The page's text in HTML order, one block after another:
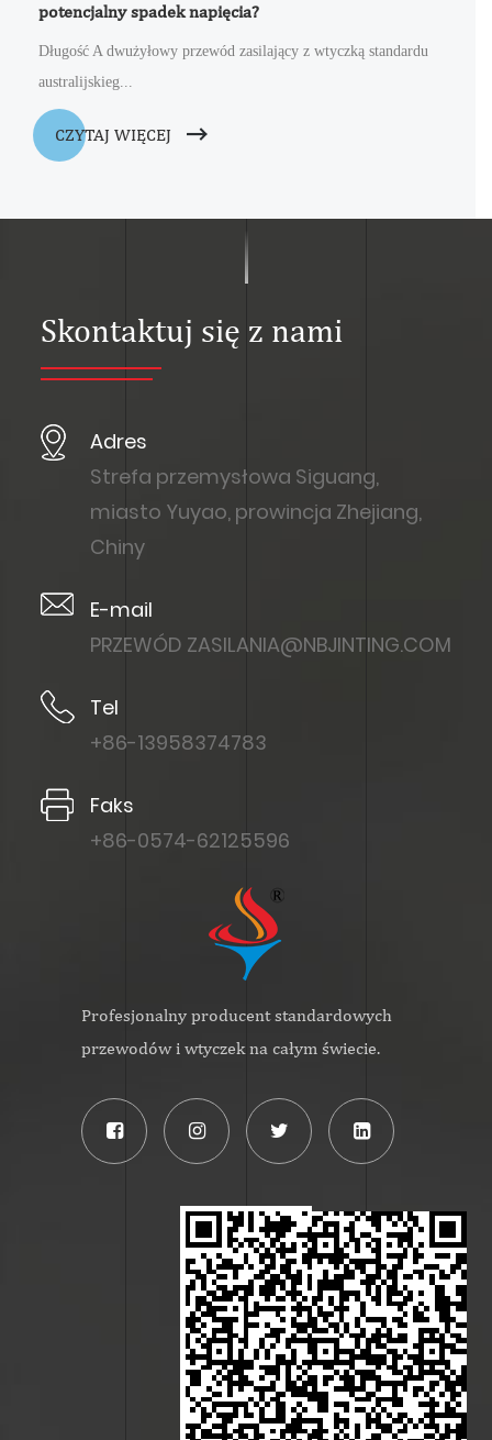
potencjalny spadek napięcia?
Długość A dwużyłowy przewód zasilający z wtyczką standardu
australijskieg...
CZYTAJ WIĘCEJ
Skontaktuj się z nami
Adres
Strefa przemysłowa Siguang,
miasto Yuyao, prowincja Zhejiang,
Chiny
E-mail
PRZEWÓD ZASILANIA@NBJINTING.COM
Tel
+86-13958374783
Faks
+86-0574-62125596
Profesjonalny producent standardowych
przewodów i wtyczek na całym świecie.